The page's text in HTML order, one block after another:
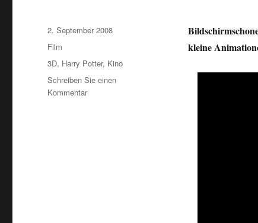
kleine
Veröffentlicht
am
2. September 2008
Kategorien
Film
Schlagwörter
3D, Harry Potter, Kino
Schreiben Sie einen
Kommentarzu